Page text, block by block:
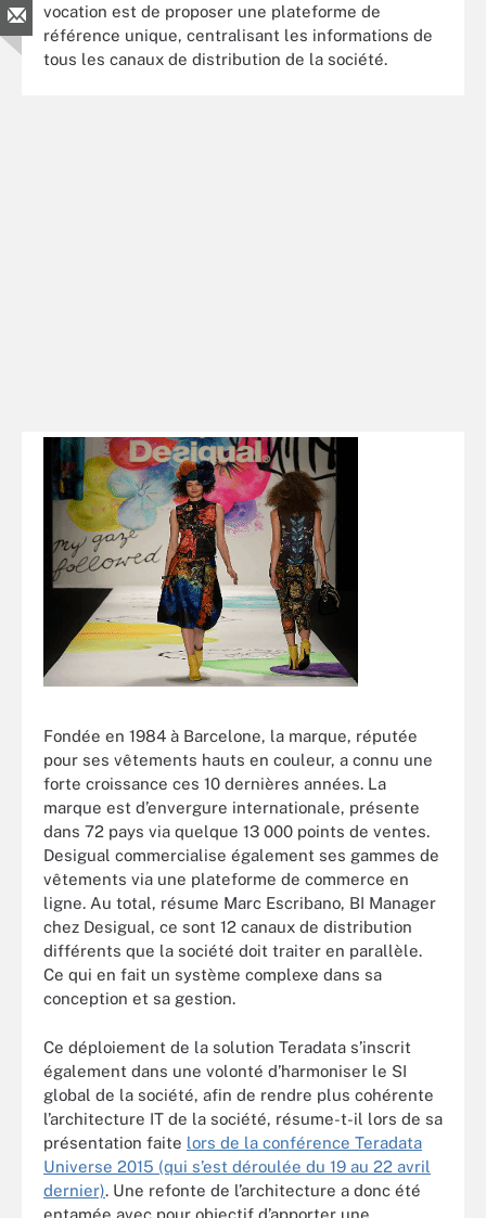
vocation est de proposer une plateforme de
référence unique, centralisant les informations de
tous les canaux de distribution de la société.
Fondée en 1984 à Barcelone, la marque, réputée
pour ses vêtements hauts en couleur, a connu une
forte croissance ces 10 dernières années. La
marque est d’envergure internationale, présente
dans 72 pays via quelque 13 000 points de ventes.
Desigual commercialise également ses gammes de
vêtements via une plateforme de commerce en
ligne. Au total, résume Marc Escribano, BI Manager
chez Desigual, ce sont 12 canaux de distribution
différents que la société doit traiter en parallèle.
Ce qui en fait un système complexe dans sa
conception et sa gestion.
Ce déploiement de la solution Teradata s’inscrit
également dans une volonté d’harmoniser le SI
global de la société, afin de rendre plus cohérente
l’architecture IT de la société, résume-t-il lors de sa
présentation faite lors de la conférence Teradata
Universe 2015 (qui s’est déroulée du 19 au 22 avril
dernier). Une refonte de l’architecture a donc été
entamée avec pour objectif d’apporter une